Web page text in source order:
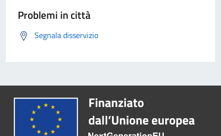
Problemi in città
Segnala disservizio